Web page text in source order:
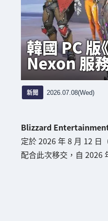
韓國 PC 版
Nexon 服
新聞 2026.07.08(Wed)
Blizzard
定於 2026 年 8 月 12 日
配合此次移交，自 2026